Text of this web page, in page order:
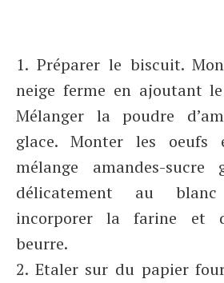
1. Préparer le biscuit.
neige ferme en ajoutant
Mélanger la poudre
glace. Monter les oeufs
mélange amandes-sucre
délicatement au
incorporer la farine et
beurre.
2. Etaler sur du papier